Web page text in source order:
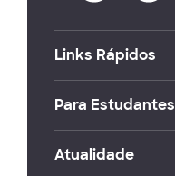
Links Rápidos
Para Estudantes
Atualidade